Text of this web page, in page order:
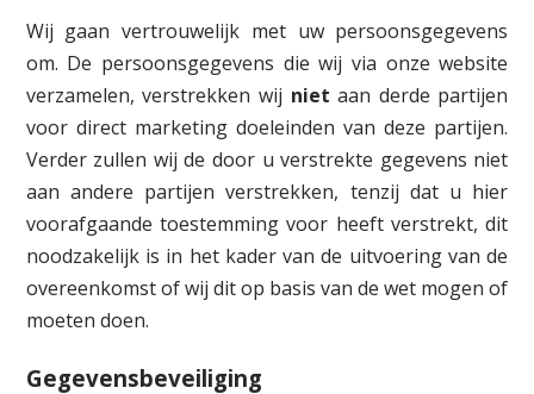
Wij gaan vertrouwelijk met uw persoonsgegevens
om. De persoonsgegevens die wij via onze website
verzamelen, verstrekken wij niet aan derde partijen
voor direct marketing doeleinden van deze partijen.
Verder zullen wij de door u verstrekte gegevens niet
aan andere partijen verstrekken, tenzij dat u hier
voorafgaande toestemming voor heeft verstrekt, dit
noodzakelijk is in het kader van de uitvoering van de
overeenkomst of wij dit op basis van de wet mogen of
moeten doen.
Gegevensbeveiliging